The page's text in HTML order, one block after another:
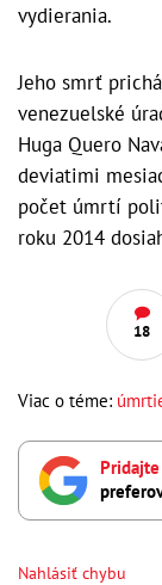
vydierania.
Jeho smrť
venezuelské
Huga Quero
deviatimi
počet úmrtí
roku 2014
18
Viac o téme:
Pridajte
Nahlásiť chybu